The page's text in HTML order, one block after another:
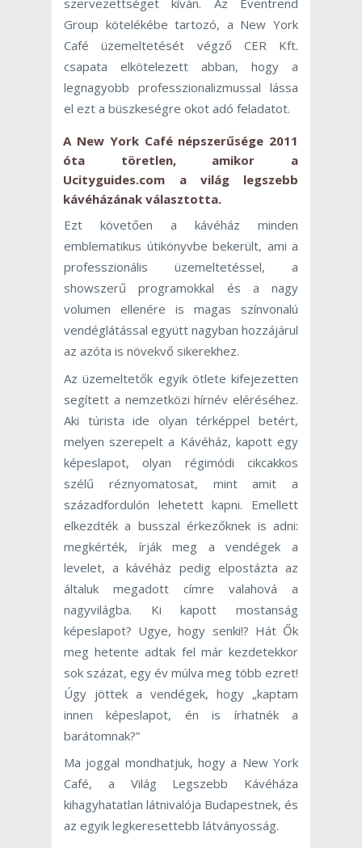
Group kötelékébe tartozó, a New York
Café üzemeltetését végző CER Kft.
csapata elkötelezett abban, hogy a
legnagyobb professzionalizmussal lássa
el ezt a büszkeségre okot adó feladatot.
A New York Cafénépszerűsége 2011
óta töretlen, amikor a
Ucityguides.com a világ legszebb
kávéházának választotta.
Ezt követően a kávéház minden
emblematikus útikönyvbe bekerült, ami a
professzionális üzemeltetéssel, a
showszerű programokkal és a nagy
volumen ellenére is magas színvonalú
vendéglátással együtt nagyban hozzájárul
az azóta is növekvő sikerekhez.
Az üzemeltetők egyik ötlete kifejezetten
segített a nemzetközi hírnév eléréséhez.
Aki túrista ide olyan térképpel betért,
melyen szerepelt a Kávéház, kapott egy
képeslapot, olyan régimódi cikcakkos
szélű réznyomatosat, mint amit a
századfordulón lehetett kapni. Emellett
elkezdték a busszal érkezőknek is adni:
megkérték, írják meg a vendégek a
levelet, a kávéház pedig elpostázta az
általuk megadott címre valahová a
nagyvilágba. Ki kapott mostanság
képeslapot? Ugye, hogy senki!? Hát Ők
meg hetente adtak fel már kezdetekkor
sok százat, egy év múlva meg több ezret!
Úgy jöttek a vendégek, hogy „kaptam
innen képeslapot, én is írhatnék a
barátomnak?”
Ma joggal mondhatjuk, hogy a New York
Café, a Világ Legszebb Kávéháza
kihagyhatatlan látnivalója Budapestnek, és
az egyik legkeresettebb látványosság.